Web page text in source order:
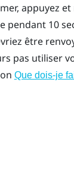
appuyez
pendant 10
être
pas utiliser
Que dois-je